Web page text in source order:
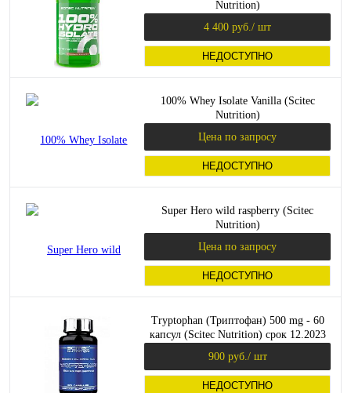
Nutrition)
4 400 руб. / шт
НЕДОСТУПНО
100% Whey Isolate Vanilla (Scitec
Nutrition)
Цена по запросу
НЕДОСТУПНО
Super Hero wild raspberry (Scitec
Nutrition)
Цена по запросу
НЕДОСТУПНО
Tryptophan (Триптофан) 500 mg - 60
капсул (Scitec Nutrition) срок 12.2023
900 руб. / шт
НЕДОСТУПНО